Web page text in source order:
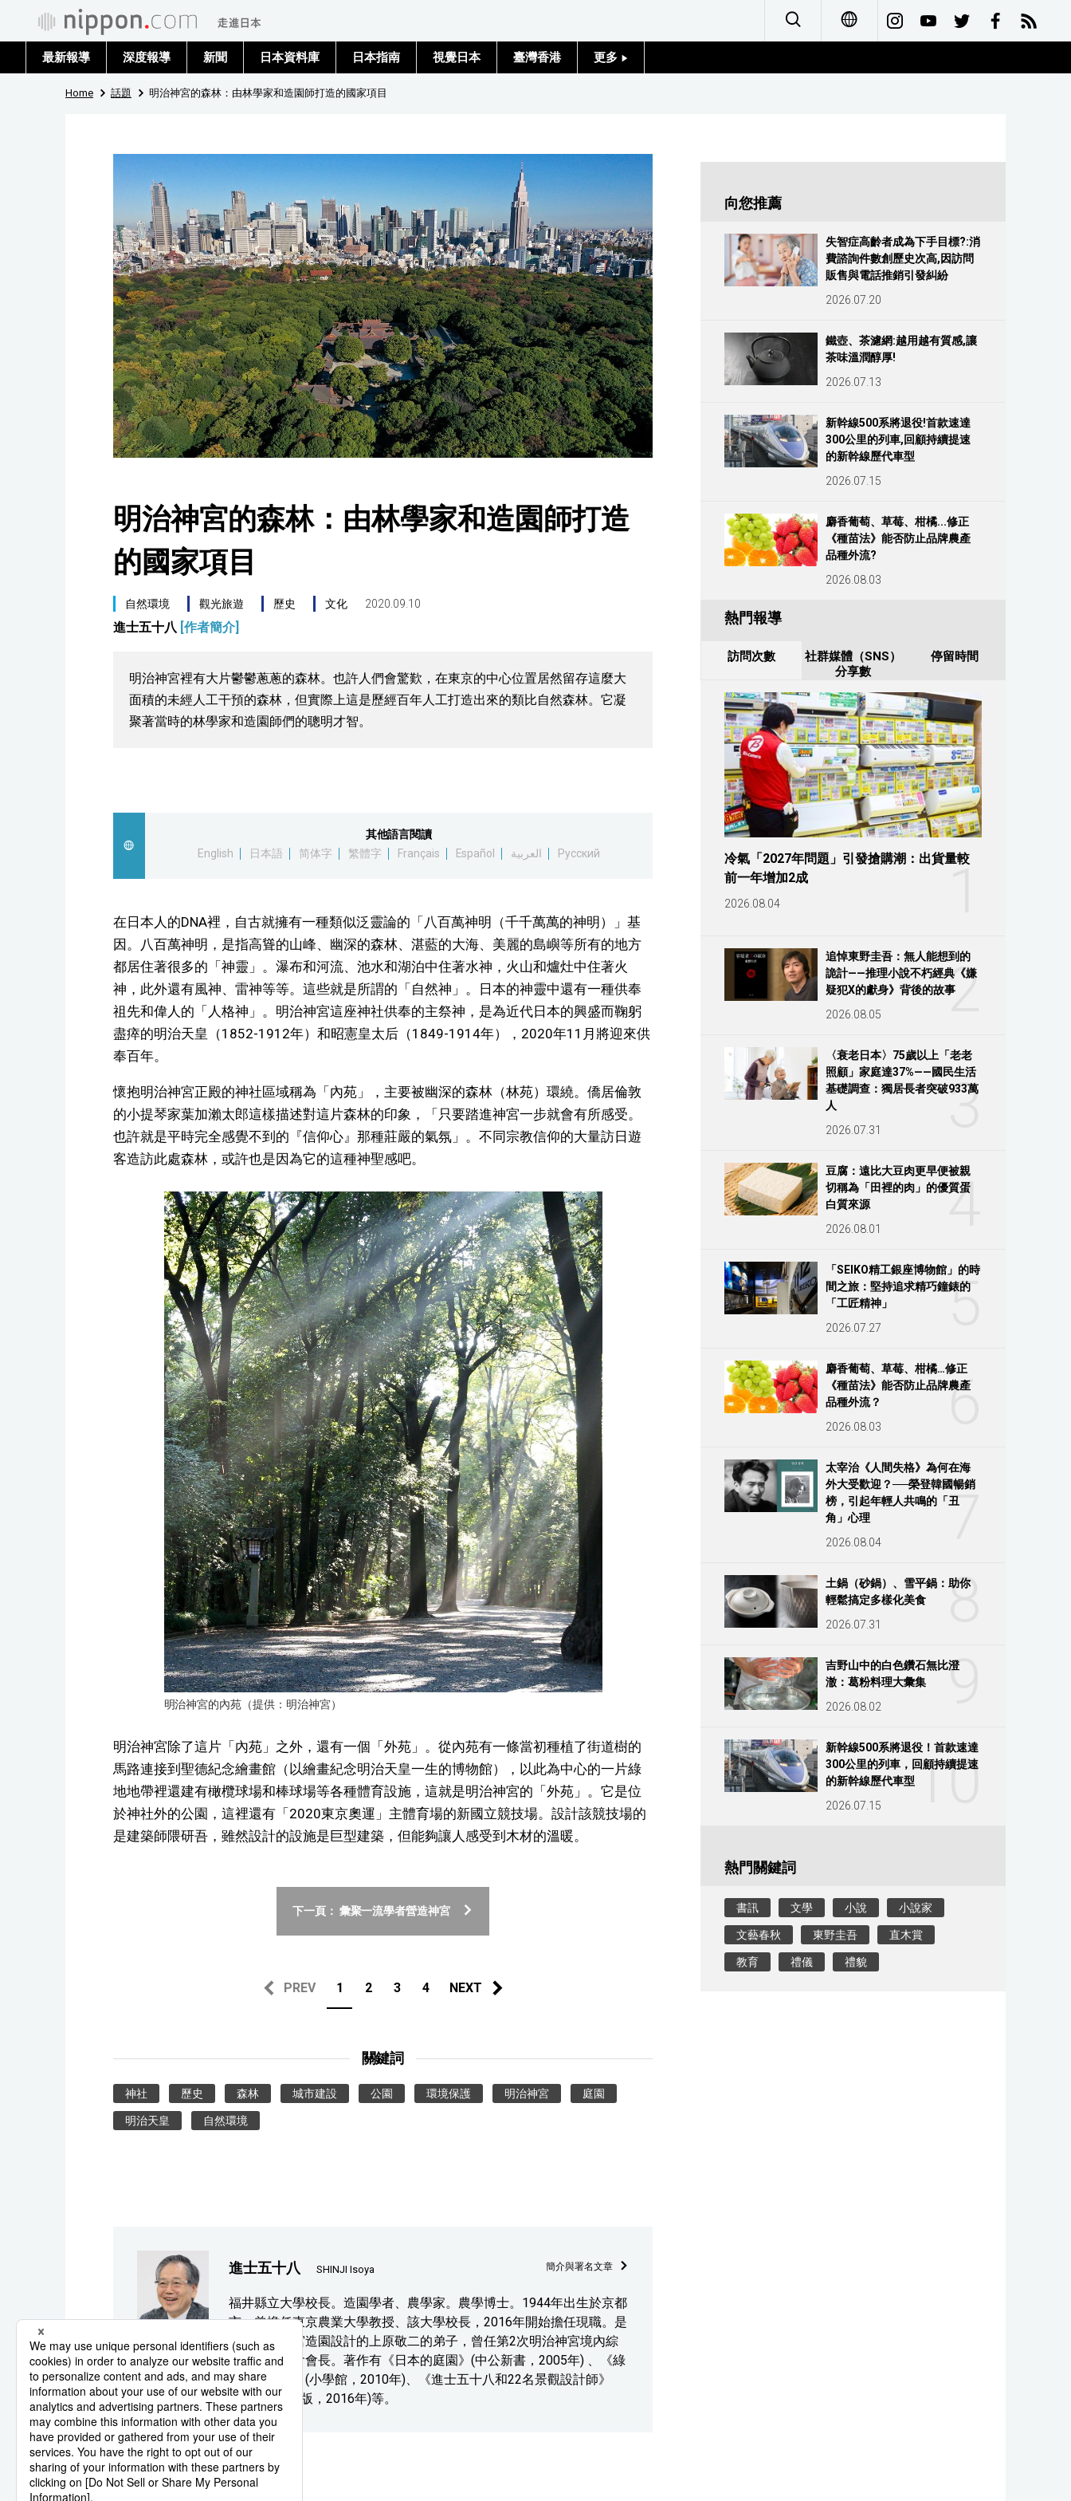
العربية
Русский
最新報導 深度報導 新聞 日本資料庫 日本指南 視覺日本 臺灣香港 更多
政治外交
財經
文化
科學技術
生活
運動
東京
編輯部通知
Home 話題 明治神宮的森林：由林學家和造園師打造的國家項目
明治神宮的森林：由林學家和造園師打造
的國家項目
自然環境 觀光旅遊 歷史 文化 2020.09.10
進士五十八 [作者簡介]
明治神宮裡有大片鬱鬱蔥蔥的森林。也許人們會驚歎，在東京的中心位置居然留存這麼大
面積的未經人工干預的森林，但實際上這是歷經百年人工打造出來的類比自然森林。它凝
聚著當時的林學家和造園師們的聰明才智。
其他語言閱讀
English
日本語 简体字 繁體字 Français Español العربية Русский
在日本人的DNA裡，自古就擁有一種類似泛靈論的「八百萬神明（千千萬萬的神明）」基
因。八百萬神明，是指高聳的山峰、幽深的森林、湛藍的大海、美麗的島嶼等所有的地方
都居住著很多的「神靈」。瀑布和河流、池水和湖泊中住著水神，火山和爐灶中住著火
神，此外還有風神、雷神等等。這些就是所謂的「自然神」。日本的神靈中還有一種供奉
祖先和偉人的「人格神」。明治神宮這座神社供奉的主祭神，是為近代日本的興盛而鞠躬
盡瘁的明治天皇（1852-1912年）和昭憲皇太后（1849-1914年），2020年11月將迎來供
奉百年。
懷抱明治神宮正殿的神社區域稱為「內苑」，主要被幽深的森林（林苑）環繞。僑居倫敦
的小提琴家葉加瀨太郎這樣描述對這片森林的印象，「只要踏進神宮一步就會有所感受。
也許就是平時完全感覺不到的『信仰心』那種莊嚴的氣氛」。不同宗教信仰的大量訪日遊
客造訪此處森林，或許也是因為它的這種神聖感吧。
明治神宮的內苑（提供：明治神宮）
明治神宮除了這片「內苑」之外，還有一個「外苑」。從內苑有一條當初種植了街道樹的
馬路連接到聖德紀念繪畫館（以繪畫紀念明治天皇一生的博物館），以此為中心的一片綠
地地帶裡還建有橄欖球場和棒球場等各種體育設施，這就是明治神宮的「外苑」。它是位
於神社外的公園，這裡還有「2020東京奧運」主體育場的新國立競技場。設計該競技場的
是建築師隈研吾，雖然設計的設施是巨型建築，但能夠讓人感受到木材的溫暖。
下一頁： 彙聚一流學者營造神宮
PREV 1 2 3 4 NEXT
關鍵詞
神社 歷史 森林 城市建設 公園 環境保護 明治神宮 庭園
明治天皇 自然環境
進士五十八 SHINJI Isoya 簡介與署名文章
福井縣立大學校長。造園學者、農學家。農學博士。1944年出生於京都
市。曾擔任東京農業大學教授、該大學校長，2016年開始擔任現職。是
主導明治神宮造園設計的上原敬二的弟子，曾任第2次明治神宮境內綜
合調查委員會會長。著作有《日本的庭園》(中公新書，2005年) 、《綠
色環保生活》(小學館，2010年)、《進士五十八和22名景觀設計師》
(MARUMO出版，2016年)等。
系列報導
向您推薦
失智症高齡者成為下手目標?:消
費諮詢件數創歷史次高,因訪問
販售與電話推銷引發糾紛
2026.07.20
鐵壺、茶濾網:越用越有質感,讓
茶味溫潤醇厚!
2026.07.13
新幹線500系將退役!首款速達
300公里的列車,回顧持續提速
的新幹線歷代車型
2026.07.15
麝香葡萄、草莓、柑橘...修正
《種苗法》能否防止品牌農產
品種外流?
2026.08.03
熱門報導
訪問次數
社群媒體（SNS）
分享數
停留時間
冷氣「2027年問題」引發搶購潮：出貨量較
前一年增加2成
2026.08.04
2
追悼東野圭吾：無人能想到的
詭計——推理小說不朽經典《嫌
疑犯X的獻身》背後的故事
2026.08.05
3
〈衰老日本〉75歲以上「老老
照顧」家庭達37%——國民生活
基礎調查：獨居長者突破933萬
人
2026.07.31
4
豆腐：遠比大豆肉更早便被親
切稱為「田裡的肉」的優質蛋
白質來源
2026.08.01
5
「SEIKO精工銀座博物館」的時
間之旅：堅持追求精巧鐘錶的
「工匠精神」
2026.07.27
6
麝香葡萄、草莓、柑橘…修正
《種苗法》能否防止品牌農產
品種外流？
2026.08.03
7
太宰治《人間失格》為何在海
外大受歡迎？──榮登韓國暢銷
榜，引起年輕人共鳴的「丑
角」心理
2026.08.04
8
土鍋（砂鍋）、雪平鍋：助你
輕鬆搞定多樣化美食
2026.07.31
9
吉野山中的白色鑽石無比澄
澈：葛粉料理大彙集
2026.08.02
10
新幹線500系將退役！首款速達
300公里的列車，回顧持續提速
的新幹線歷代車型
2026.07.15
熱門關鍵詞
書訊 文學 小說 小說家
文藝春秋 東野圭吾 直木賞
教育 禮儀 禮貌